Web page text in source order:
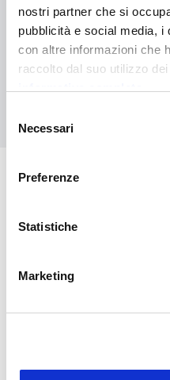
nostri partner che si
pubblicità e social media, i
con altre informazioni che
raccolto dal suo utilizzo
delNecessari
Preferenze
Statistiche
Marketing
Non hai trovato
Contattaci per ricevere